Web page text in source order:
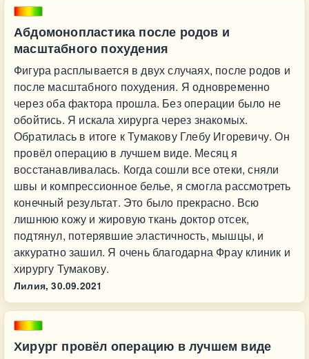
Абдомонопластика после родов и
масштабного похудения
Фигура расплывается в двух случаях, после родов и
после масштабного похудения. Я одновременно
через оба фактора прошла. Без операции было не
обойтись. Я искала хирурга через знакомых.
Обратилась в итоге к Тумакову Глебу Игоревичу. Он
провёл операцию в лучшем виде. Месяц я
восстанавливалась. Когда сошли все отеки, сняли
швы и компрессионное белье, я смогла рассмотреть
конечный результат. Это было прекрасно. Всю
лишнюю кожу и жировую ткань доктор отсек,
подтянул, потерявшие эластичность, мышцы, и
аккуратно зашил. Я очень благодарна Фрау клиник и
хирургу Тумакову.
Лилия, 30.09.2021
Хирург провёл операцию в лучшем виде